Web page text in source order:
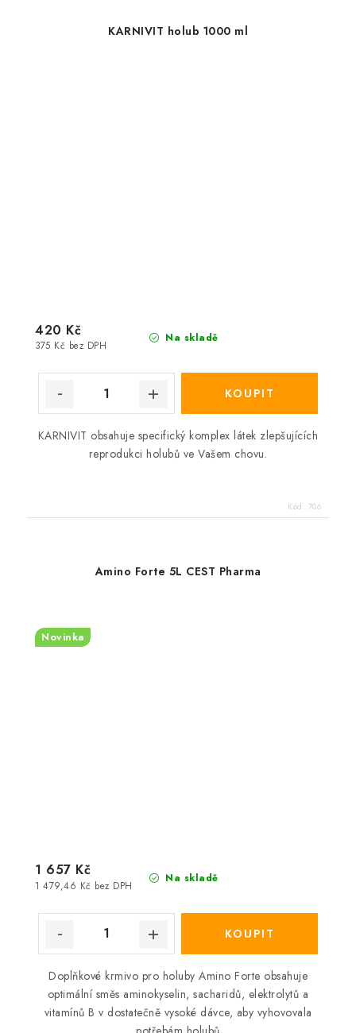
KARNIVIT holub 1000 ml
Na skladě
375 Kč bez DPH
420 Kč
KARNIVIT obsahuje specifický komplex látek zlepšujících
reprodukci holubů ve Vašem chovu.
Kód: 706
Amino Forte 5L CEST Pharma
Novinka
Na skladě
1 479,46 Kč bez DPH
1 657 Kč
Doplňkové krmivo pro holuby Amino Forte obsahuje
optimální směs aminokyselin, sacharidů, elektrolytů a
vitamínů B v dostatečně vysoké dávce, aby vyhovovala